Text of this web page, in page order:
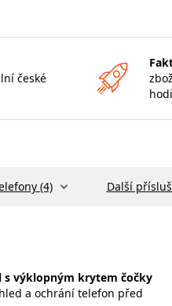
české
(4) Další
s výklopným krytem čočky
a ochrání telefon před